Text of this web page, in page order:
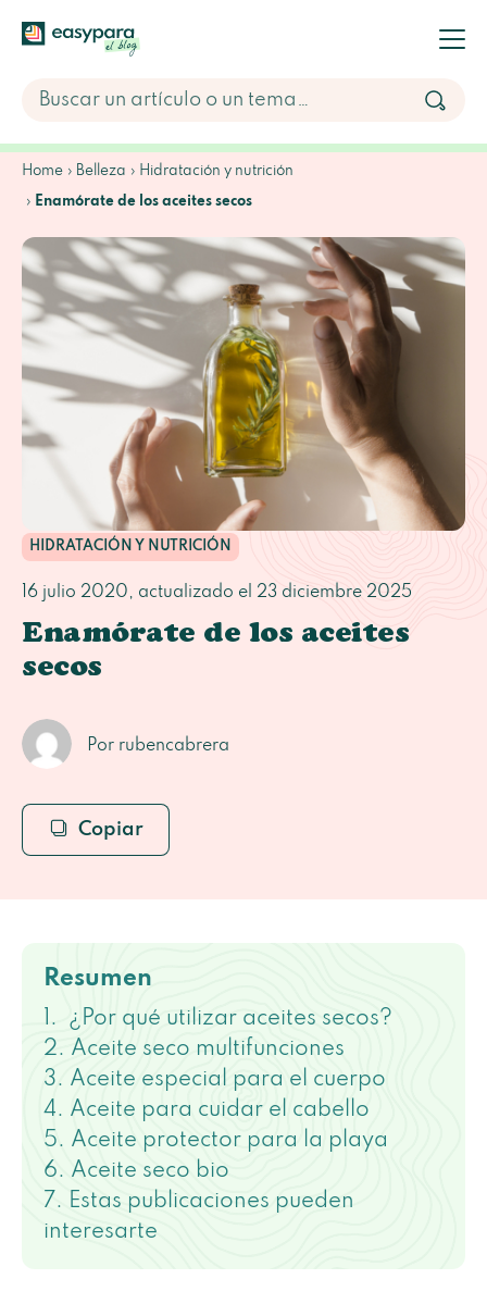
Home Belleza Hidratación y nutrición
Enamórate de los aceites secos
HIDRATACIÓN Y NUTRICIÓN
16 julio 2020, actualizado el 23 diciembre 2025
Enamórate de los aceites
secos
Por rubencabrera
Copiar
Resumen
¿Por qué utilizar aceites secos?
Aceite seco multifunciones
Aceite especial para el cuerpo
Aceite para cuidar el cabello
Aceite protector para la playa
Aceite seco bio
Estas publicaciones pueden
interesarte